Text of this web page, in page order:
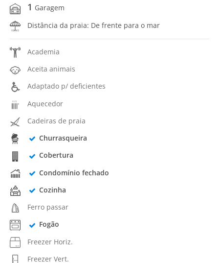
1 Garagem
Distância da praia: De frente para o mar
Academia
Aceita animais
Adaptado p/ deficientes
Aquecedor
Cadeiras de praia
Churrasqueira
Cobertura
Condomínio fechado
Cozinha
Ferro passar
Fogão
Freezer Horiz.
Freezer Vert.